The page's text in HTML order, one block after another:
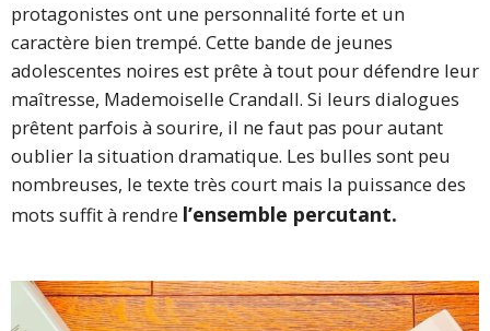
protagonistes ont une personnalité forte et un
caractère bien trempé. Cette bande de jeunes
adolescentes noires est prête à tout pour défendre leur
maîtresse, Mademoiselle Crandall. Si leurs dialogues
prêtent parfois à sourire, il ne faut pas pour autant
oublier la situation dramatique. Les bulles sont peu
nombreuses, le texte très court mais la puissance des
mots suffit à rendre l’ensemble percutant.